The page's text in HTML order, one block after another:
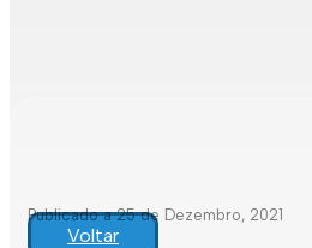
Publicado a 25 de Dezembro, 2021
Voltar